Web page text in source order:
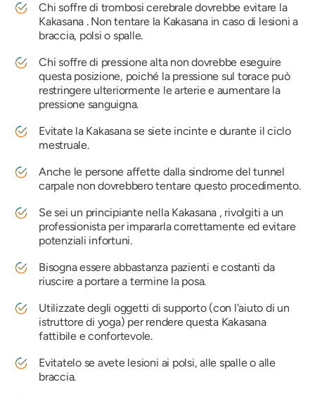
Chi soffre di trombosi cerebrale dovrebbe evitare la
Kakasana . Non tentare la Kakasanain caso di lesioni a
braccia, polsi o spalle.
Chi soffre di pressione alta non dovrebbe eseguire
questa posizione, poiché la pressione sul torace può
restringere ulteriormente le arterie e aumentare la
pressione sanguigna.
Evitate la Kakasanase siete incinte e durante il ciclo
mestruale.
Anche le persone affette dalla sindrome del tunnel
carpale non dovrebbero tentare questo procedimento.
Se sei un principiante nella Kakasana , rivolgiti a un
professionista per impararla correttamente ed evitare
potenziali infortuni.
Bisogna essere abbastanza pazienti e costanti da
riuscire a portare a termine la posa.
Utilizzate degli oggetti di supporto (con l'aiuto di un
istruttore di yoga) per rendere questa Kakasana
fattibile e confortevole.
Evitatelo se avete lesioni ai polsi, alle spalle o alle
braccia.